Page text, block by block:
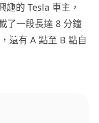
的 Tesla 車主，
了一段長達 8 分鐘
還有 A 點至 B 點自